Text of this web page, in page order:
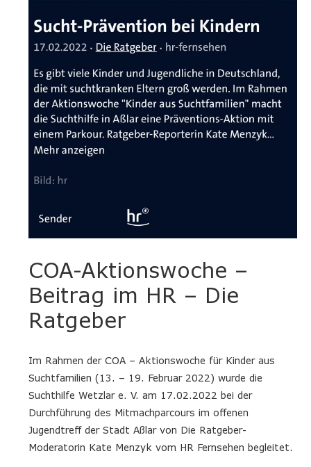
COA-Aktionswoche –
Beitrag im HR – Die
Ratgeber
Im Rahmen der COA – Aktionswoche für Kinder aus
Suchtfamilien (13. – 19. Februar 2022) wurde die
Suchthilfe Wetzlar e. V. am 17.02.2022 bei der
Durchführung des Mitmachparcours im offenen
Jugendtreff der Stadt Aßlar von Die Ratgeber-
Moderatorin Kate Menzyk vom HR Fernsehen begleitet.